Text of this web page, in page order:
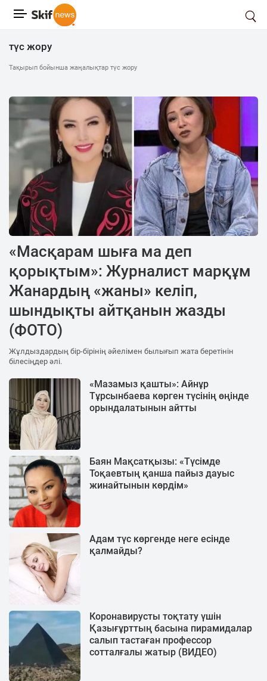
түс жору
Тақырып бойынша жаңалықтар түс жору
«Масқарам шыға ма деп
қорықтым»: Журналист марқұм
Жанардың «жаны» келіп,
шындықты айтқанын жазды
(ФОТО)
Жұлдыздардың бір-бірінің әйелімен былығып жата беретінін
білесіңдер әлі.
«Мазамыз қашты»: Айнұр
Тұрсынбаева көрген түсінің өңінде
орындалатынын айтты
Баян Мақсатқызы: «Түсімде
Тоқаевтың қанша пайыз дауыс
жинайтынын көрдім»
Адам түс көргенде неге есінде
қалмайды?
Коронавирусты тоқтату үшін
Қазығұрттың басына пирамидалар
салып тастаған профессор
сотталғалы жатыр (ВИДЕО)